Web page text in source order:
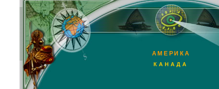
АМЕРИКА
КАНАДА